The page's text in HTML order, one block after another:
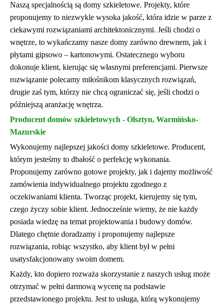
Naszą specjalnością są domy szkieletowe. Projekty, które
proponujemy to niezwykle wysoka jakość, która idzie w parze z
ciekawymi rozwiązaniami architektonicznymi. Jeśli chodzi o
wnętrze, to wykańczamy nasze domy zarówno drewnem, jak i
płytami gipsowo – kartonowymi. Ostatecznego wyboru
dokonuje klient, kierując się własnymi preferencjami. Pierwsze
rozwiązanie polecamy miłośnikom klasycznych rozwiązań,
drugie zaś tym, którzy nie chcą ograniczać się, jeśli chodzi o
późniejszą aranżację wnętrza.
Producent domów szkieletowych - Olsztyn, Warmińsko-
Mazurskie
Wykonujemy najlepszej jakości domy szkieletowe. Producent,
którym jesteśmy to dbałość o perfekcję wykonania.
Proponujemy zarówno gotowe projekty, jak i dajemy możliwość
zamówienia indywidualnego projektu zgodnego z
oczekiwaniami klienta. Tworząc projekt, kierujemy się tym,
czego życzy sobie klient. Jednocześnie wiemy, że nie każdy
posiada wiedzę na temat projektowania i budowy domów.
Dlatego chętnie doradzamy i proponujemy najlepsze
rozwiązania, robiąc wszystko, aby klient był w pełni
usatysfakcjonowany swoim domem.
Każdy, kto dopiero rozważa skorzystanie z naszych usług może
otrzymać w pełni darmową wycenę na podstawie
przedstawionego projektu. Jest to usługa, którą wykonujemy